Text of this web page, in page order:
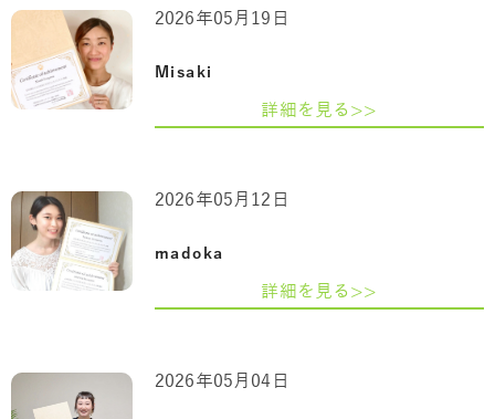
Misaki
2026年05月19日
詳細を見る>>
madoka
2026年05月12日
詳細を見る>>
2026年05月04日